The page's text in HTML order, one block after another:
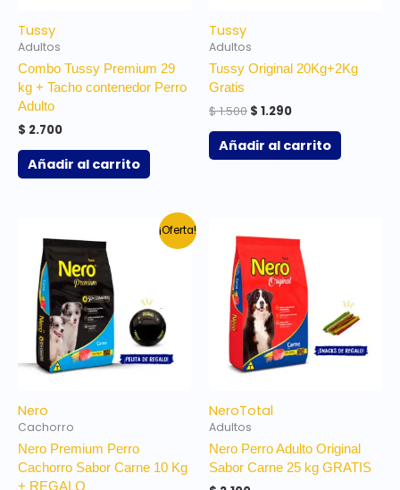
Tussy
Adultos
Combo Tussy Premium 29
kg + Tacho contenedor Perro
Adulto
$ 2.700
Añadir al carrito
Tussy
Adultos
Tussy Original 20Kg+2Kg
Gratis
$1.500 $ 1.290
Añadir al carrito
¡Oferta!
Nero
Cachorro
Nero Premium Perro
Cachorro Sabor Carne 10 Kg
+ REGALO
precio
original
era:
$ 1.500.
precio
actual
es:
$ 1.350.
NeroTotal
Adultos
Nero Perro Adulto Original
Sabor Carne 25 kg GRATIS